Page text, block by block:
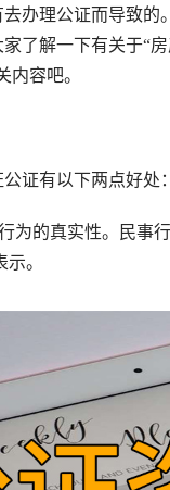
办理公证而导致
了解一下有关于“
内容吧。
有以下两点好处：
的真实性。民事
。